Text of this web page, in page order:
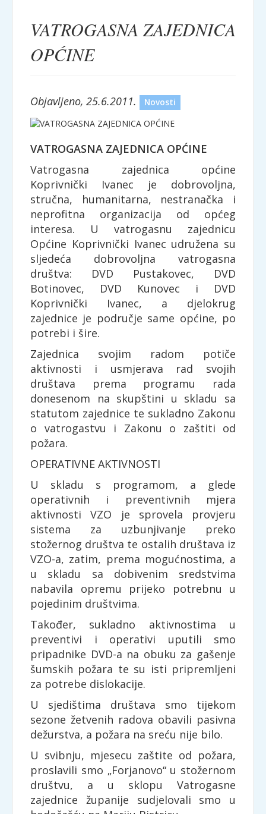
VATROGASNA ZAJEDNICA
OPĆINE
Objavljeno, 25.6.2011. Novosti
VATROGASNA ZAJEDNICA OPĆINE
Vatrogasna zajednica općine
Koprivnički Ivanec je dobrovoljna,
stručna, humanitarna, nestranačka i
neprofitna organizacija od općeg
interesa. U vatrogasnu zajednicu
Općine Koprivnički Ivanec udružena su
sljedeća dobrovoljna vatrogasna
društva: DVD Pustakovec, DVD
Botinovec, DVD Kunovec i DVD
Koprivnički Ivanec, a djelokrug
zajednice je područje same općine, po
potrebi i šire.
Zajednica svojim radom potiče
aktivnosti i usmjerava rad svojih
društava prema programu rada
donesenom na skupštini u skladu sa
statutom zajednice te sukladno Zakonu
o vatrogastvu i Zakonu o zaštiti od
požara.
OPERATIVNE AKTIVNOSTI
U skladu s programom, a glede
operativnih i preventivnih mjera
aktivnosti VZO je sprovela provjeru
sistema za uzbunjivanje preko
stožernog društva te ostalih društava iz
VZO-a, zatim, prema mogućnostima, a
u skladu sa dobivenim sredstvima
nabavila opremu prijeko potrebnu u
pojedinim društvima.
Također, sukladno aktivnostima u
preventivi i operativi uputili smo
pripadnike DVD-a na obuku za gašenje
šumskih požara te su isti pripremljeni
za potrebe dislokacije.
U sjedištima društava smo tijekom
sezone žetvenih radova obavili pasivna
dežurstva, a požara na sreću nije bilo.
U svibnju, mjesecu zaštite od požara,
proslavili smo „Forjanovo“ u stožernom
društvu, a u sklopu Vatrogasne
zajednice županije sudjelovali smo u